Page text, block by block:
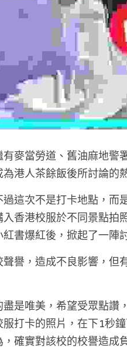
麥當勞道、舊油麻地警
港人茶餘飯後所討論的
這次不是打卡地點，而
香港校服於不同景點拍
書爆紅後，掀起了一陣
譽，造成不良影響，但
是唯美，希望受眾點讚
打卡的照片，在下1秒
確實對該校的校譽造成